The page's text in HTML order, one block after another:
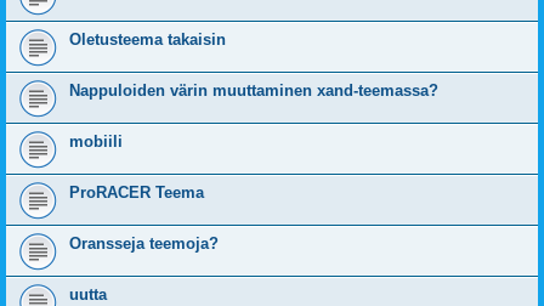
Oletusteema takaisin
Nappuloiden värin muuttaminen xand-teemassa?
mobiili
ProRACER Teema
Oransseja teemoja?
uutta